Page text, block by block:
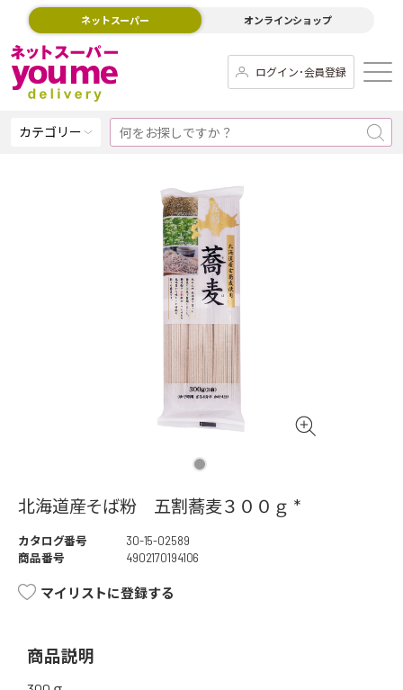
ネットスーパー オンラインショップ
ログイン･会員登録
カテゴリー
北海道産そば粉 五割蕎麦３００ｇ *
カタログ番号
30-15-02589
商品番号
4902170194106
マイリストに登録する
商品説明